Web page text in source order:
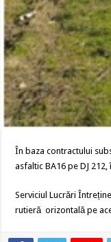
În baza contractului
asfaltic BA16 pe DJ
Serviciul Lucrări
rutieră orizontală pe